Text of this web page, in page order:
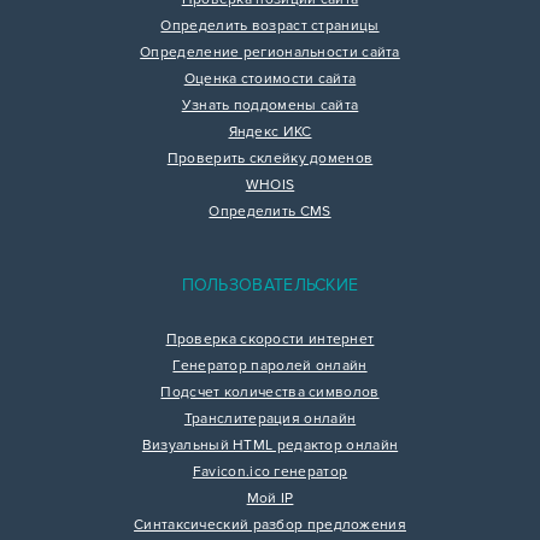
Определить возраст страницы
Определение региональности сайта
Оценка стоимости сайта
Узнать поддомены сайта
Яндекс ИКС
Проверить склейку доменов
WHOIS
Определить CMS
ПОЛЬЗОВАТЕЛЬСКИЕ
Проверка скорости интернет
Генератор паролей онлайн
Подсчет количества символов
Транслитерация онлайн
Визуальный HTML редактор онлайн
Favicon.ico генератор
Мой IP
Синтаксический разбор предложения